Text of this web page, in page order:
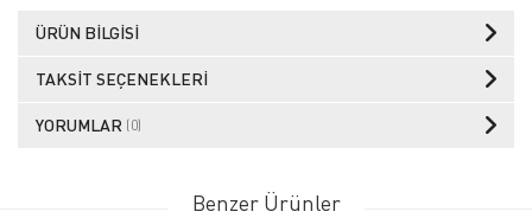
ÜRÜN BILGISI
TAKSIT SEÇENEKLERI
YORUMLAR (0)
Benzer Ürünler